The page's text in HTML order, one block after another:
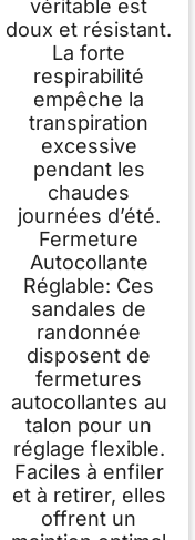
véritable est
doux et résistant.
La forte
respirabilité
empêche la
transpiration
excessive
pendant les
chaudes
journées d’été.
Fermeture
Autocollante
Réglable: Ces
sandales de
randonnée
disposent de
fermetures
autocollantes au
talon pour un
réglage flexible.
Faciles à enfiler
et à retirer, elles
offrent un